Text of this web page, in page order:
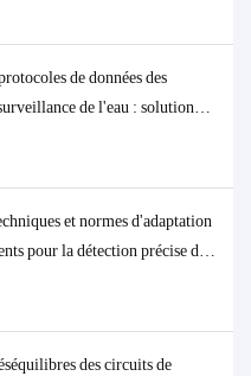
de données des
de l'eau : solutions
et normes d'adaptation
pour la détection précise des
des circuits de